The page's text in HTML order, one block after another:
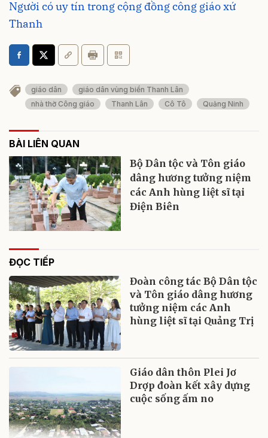
Người có uy tín trong cộng đồng công giáo xứ
Thanh
giáo dân
giáo dân vùng biển Thanh Lân
nhà thờ Công giáo
Thanh Lân Cô Tô Quảng Ninh
BÀI LIÊN QUAN
Bộ Dân tộc và Tôn giáo
dâng hương tưởng niệm
các Anh hùng liệt sĩ tại
Điện Biên
ĐỌC TIẾP
Đoàn công tác Bộ Dân tộc
và Tôn giáo dâng hương
tưởng niệm các Anh
hùng liệt sĩ tại Quảng Trị
Giáo dân thôn Plei Jơ
Drợp đoàn kết xây dựng
cuộc sống ấm no